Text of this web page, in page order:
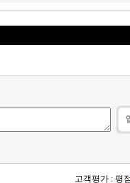
고객평가 : 평점